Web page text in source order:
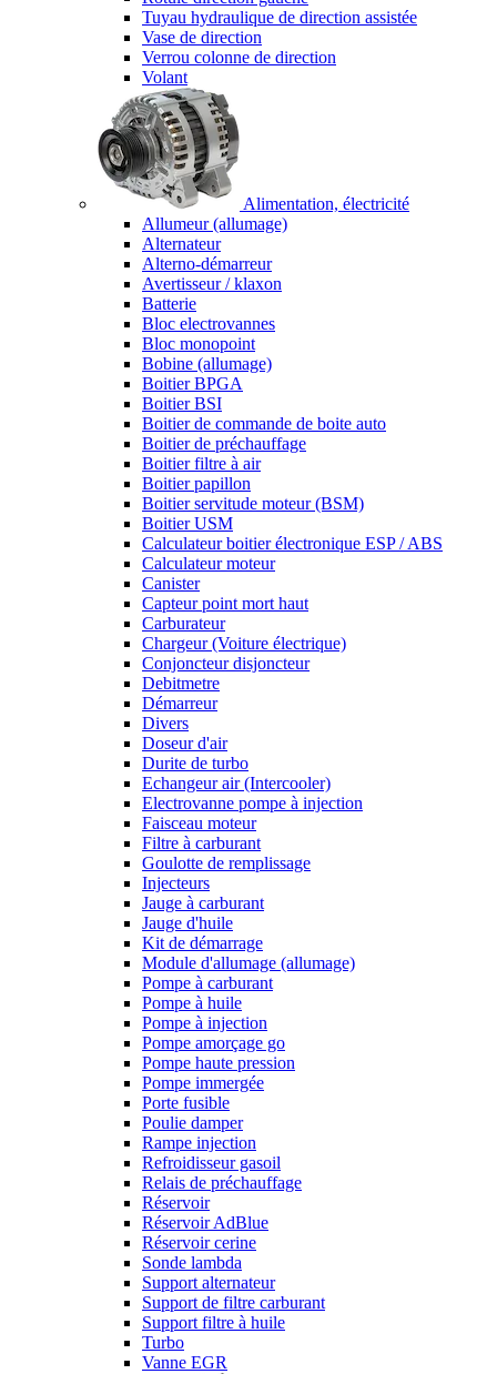
Tuyau hydraulique de direction assistée
Vase de direction
Verrou colonne de direction
Volant
Alimentation, électricité
Allumeur (allumage)
Alternateur
Alterno-démarreur
Avertisseur / klaxon
Batterie
Bloc electrovannes
Bloc monopoint
Bobine (allumage)
Boitier BPGA
Boitier BSI
Boitier de commande de boite auto
Boitier de préchauffage
Boitier filtre à air
Boitier papillon
Boitier servitude moteur (BSM)
Boitier USM
Calculateur boitier électronique ESP / ABS
Calculateur moteur
Canister
Capteur point mort haut
Carburateur
Chargeur (Voiture électrique)
Conjoncteur disjoncteur
Debitmetre
Démarreur
Divers
Doseur d'air
Durite de turbo
Echangeur air (Intercooler)
Electrovanne pompe à injection
Faisceau moteur
Filtre à carburant
Goulotte de remplissage
Injecteurs
Jauge à carburant
Jauge d'huile
Kit de démarrage
Module d'allumage (allumage)
Pompe à carburant
Pompe à huile
Pompe à injection
Pompe amorçage go
Pompe haute pression
Pompe immergée
Porte fusible
Poulie damper
Rampe injection
Refroidisseur gasoil
Relais de préchauffage
Réservoir
Réservoir AdBlue
Réservoir cerine
Sonde lambda
Support alternateur
Support de filtre carburant
Support filtre à huile
Turbo
Vanne EGR